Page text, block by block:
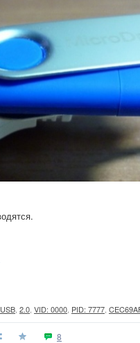
USB 2.0 VID: 0000 PID: 7777
8